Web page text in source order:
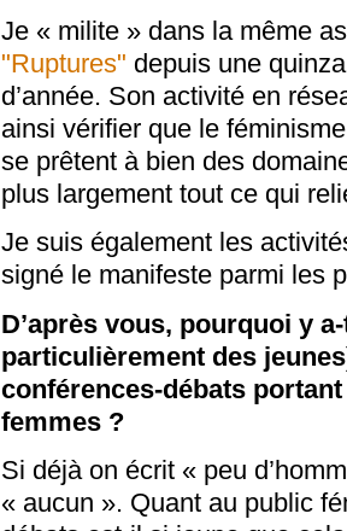
Je « milite » dans la même
"Ruptures" depuis une
d’année. Son activité en
ainsi vérifier que le
se prêtent à bien des
plus largement tout ce qui
Je suis également les
signé le manifeste parmi les
D’après vous, pourquoi y
particulièrement des
conférences-débats
femmes ?
Si déjà on écrit « peu
« aucun ». Quant au public